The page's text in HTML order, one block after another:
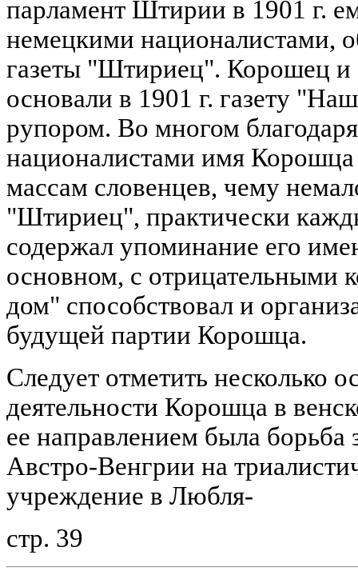
парламент Штирии в 1901 г.
немецкими националистами,
газеты "Штириец". Корошец
основали в 1901 г. газету
рупором. Во многом
националистами имя
массам словенцев, чему
"Штириец", практически
содержал упоминание его
основном, с отрицательными
дом" способствовал и
будущей партии Корошца.
Следует отметить несколько
деятельности Корошца в
ее направлением была борьба
Австро-Венгрии на
учреждение в Любля-
стр. 39